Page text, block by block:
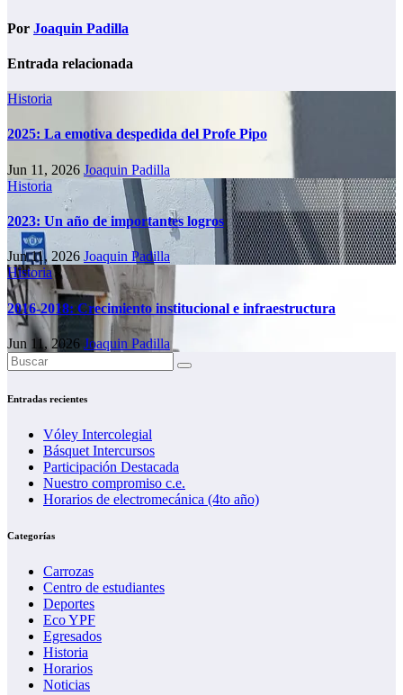
Por Joaquin Padilla
Entrada relacionada
Historia
2025: La emotiva despedida del Profe Pipo
Jun 11, 2026 Joaquin Padilla
Historia
2023: Un año de importantes logros
Jun 11, 2026 Joaquin Padilla
Historia
2016-2018: Crecimiento institucional e infraestructura
Jun 11, 2026 Joaquin Padilla
Entradas recientes
Vóley Intercolegial
Básquet Intercursos
Participación Destacada
Nuestro compromiso c.e.
Horarios de electromecánica (4to año)
Categorías
Carrozas
Centro de estudiantes
Deportes
Eco YPF
Egresados
Historia
Horarios
Noticias